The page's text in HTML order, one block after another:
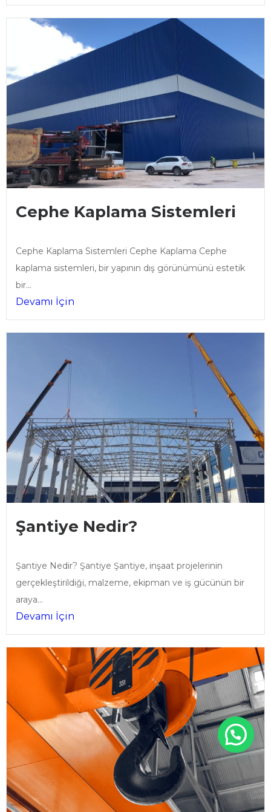
Cephe Kaplama Sistemleri
Cephe Kaplama Sistemleri Cephe Kaplama Cephe
kaplama sistemleri, bir yapının dış görünümünü estetik
bir...
Devamı İçin
Şantiye Nedir?
Şantiye Nedir? Şantiye Şantiye, inşaat projelerinin
gerçekleştirildiği, malzeme, ekipman ve iş gücünün bir
araya...
Devamı İçin